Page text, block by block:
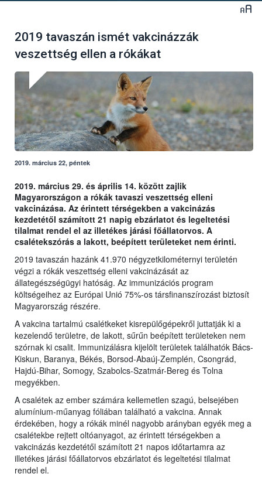
2019 tavaszán ismét vakcinázzák
veszettség ellen a rókákat
2019. március 22, péntek
2019. március 29. és április 14. között zajlik
Magyarországon a rókák tavaszi veszettség elleni
vakcinázása. Az érintett térségekben a vakcinázás
kezdetétől számított 21 napig ebzárlatot és legeltetési
tilalmat rendel el az illetékes járási főállatorvos. A
csalétekszórás a lakott, beépített területeket nem érinti.
2019 tavaszán hazánk 41.970 négyzetkilométernyi területén
végzi a rókák veszettség elleni vakcinázását az
állategészségügyi hatóság. Az immunizációs program
költségeihez az Európai Unió 75%-os társfinanszírozást biztosít
Magyarország részére.
A vakcina tartalmú csalétkeket kisrepülőgépekről juttatják ki a
kezelendő területre, de lakott, sűrűn beépített területeken nem
szórnak ki csalit. Immunizálásra kijelölt területek találhatók Bács-
Kiskun, Baranya, Békés, Borsod-Abaúj-Zemplén, Csongrád,
Hajdú-Bihar, Somogy, Szabolcs-Szatmár-Bereg és Tolna
megyékben.
A csalétek az ember számára kellemetlen szagú, belsejében
alumínium-műanyag fóliában található a vakcina. Annak
érdekében, hogy a rókák minél nagyobb arányban egyék meg a
csalétekbe rejtett oltóanyagot, az érintett térségekben a
vakcinázás kezdetétől számított 21 napos időtartamra az
illetékes járási főállatorvos ebzárlatot és legeltetési tilalmat
rendel el.